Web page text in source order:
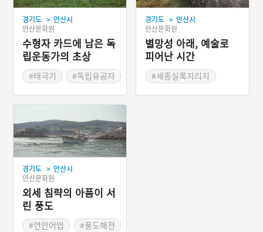
경기도 > 안산시
안산문화원
수형자 카드에 남은 독
립운동가의 초상
#태극기
#독립유공자
#비석거리
#안산군
#진위대
경기도 > 안산시
안산문화원
별망성 아래, 예술로
피어난 시간
#세종실록지리지
경기도 > 안산시
안산문화원
외세 침략의 아픔이 서
린 풍도
#연안어업
#풍도해전